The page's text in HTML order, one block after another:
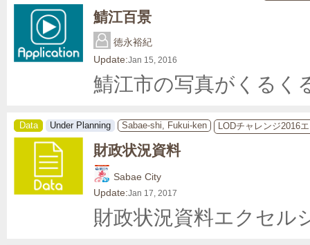
鯖江百景
徳永裕紀
Update:Jan 15, 2016
鯖江市の写真がくるく
Data Under Planning Sabae-shi, Fukui-ken LODチャレンジ2016
財政状況資料
Sabae City
Update:Jan 17, 2017
財政状況資料エクセル